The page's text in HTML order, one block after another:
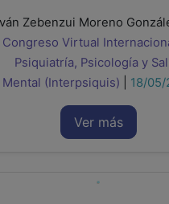
Congreso Virtual
Psiquiatría, Psicología y
Mental (Interpsiquis)
18/05/
Ver más